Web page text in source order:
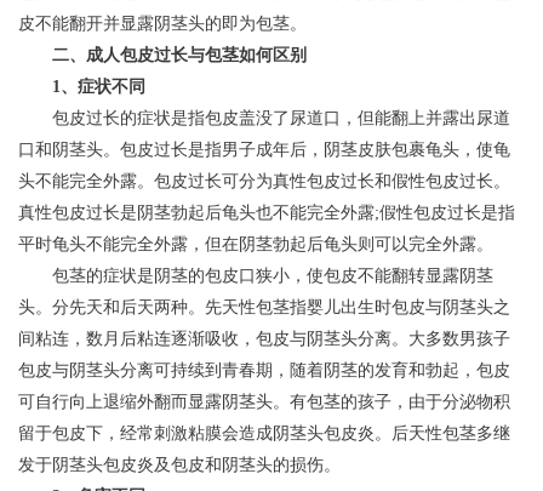
皮不能翻开并显露阴茎头的即为包茎。
二、成人包皮过长与包茎如何区别
1、症状不同
包皮过长的症状是指包皮盖没了尿道口，但能翻上并露出尿道
口和阴茎头。包皮过长是指男子成年后，阴茎皮肤包裹龟头，使龟
头不能完全外露。包皮过长可分为真性包皮过长和假性包皮过长。
真性包皮过长是阴茎勃起后龟头也不能完全外露;假性包皮过长是指
平时龟头不能完全外露，但在阴茎勃起后龟头则可以完全外露。
包茎的症状是阴茎的包皮口狭小，使包皮不能翻转显露阴茎
头。分先天和后天两种。先天性包茎指婴儿出生时包皮与阴茎头之
间粘连，数月后粘连逐渐吸收，包皮与阴茎头分离。大多数男孩子
包皮与阴茎头分离可持续到青春期，随着阴茎的发育和勃起，包皮
可自行向上退缩外翻而显露阴茎头。有包茎的孩子，由于分泌物积
留于包皮下，经常刺激粘膜会造成阴茎头包皮炎。后天性包茎多继
发于阴茎头包皮炎及包皮和阴茎头的损伤。